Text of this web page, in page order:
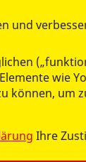
und
wie
können, um
Ihre